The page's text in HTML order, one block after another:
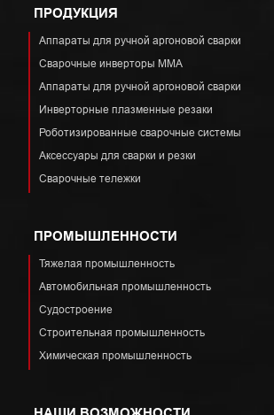
ПРОДУКЦИЯ
Аппараты для ручной аргоновой сварки
Сварочные инверторы ММА
Аппараты для ручной аргоновой сварки
Инверторные плазменные резаки
Роботизированные сварочные системы
Аксессуары для сварки и резки
Сварочные тележки
ПРОМЫШЛЕННОСТИ
Тяжелая промышленность
Автомобильная промышленность
Судостроение
Строительная промышленность
Химическая промышленность